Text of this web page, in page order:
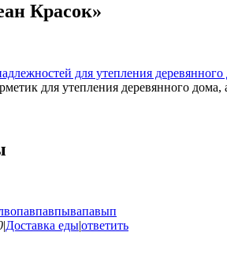
Красок»
для утепления деревянного
для утепления деревянного
|Доставка еды|ответить